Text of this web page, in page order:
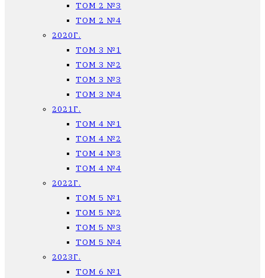
ТОМ 2 №3
ТОМ 2 №4
2020Г.
ТОМ 3 №1
ТОМ 3 №2
ТОМ 3 №3
ТОМ 3 №4
2021Г.
ТОМ 4 №1
ТОМ 4 №2
ТОМ 4 №3
ТОМ 4 №4
2022Г.
ТОМ 5 №1
ТОМ 5 №2
ТОМ 5 №3
ТОМ 5 №4
2023Г.
ТОМ 6 №1